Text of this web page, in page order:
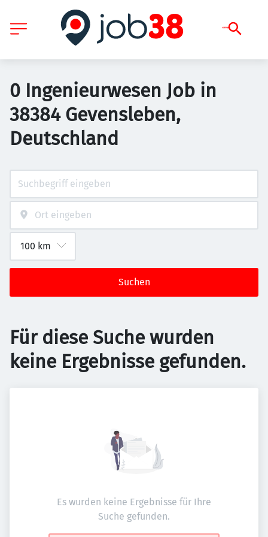
0 Ingenieurwesen Job in
38384 Gevensleben,
Deutschland
Suchen
Für diese Suche wurden
keine Ergebnisse gefunden.
Es wurden keine Ergebnisse für Ihre
Suche gefunden.